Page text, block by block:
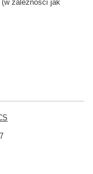
zależności jak